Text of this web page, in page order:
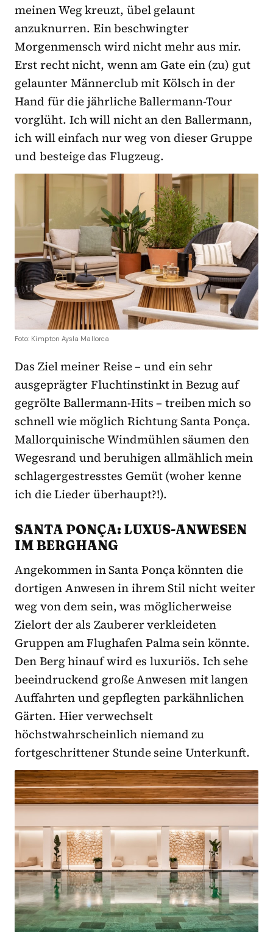
meinen Weg kreuzt, übel gelaunt
anzuknurren. Ein beschwingter
Morgenmensch wird nicht mehr aus mir.
Erst recht nicht, wenn am Gate ein (zu) gut
gelaunter Männerclub mit Kölsch in der
Hand für die jährliche Ballermann-Tour
vorglüht. Ich will nicht an den Ballermann,
ich will einfach nur weg von dieser Gruppe
und besteige das Flugzeug.
Foto: Kimpton Aysla Mallorca
Das Ziel meiner Reise – und ein sehr
ausgeprägter Fluchtinstinkt in Bezug auf
gegrölte Ballermann-Hits – treiben mich so
schnell wie möglich Richtung Santa Ponça.
Mallorquinische Windmühlen säumen den
Wegesrand und beruhigen allmählich mein
schlagergestresstes Gemüt (woher kenne
ich die Lieder überhaupt?!).
SANTA PONÇA: LUXUS-ANWESEN
IM BERGHANG
Angekommen in Santa Ponça könnten die
dortigen Anwesen in ihrem Stil nicht weiter
weg von dem sein, was möglicherweise
Zielort der als Zauberer verkleideten
Gruppen am Flughafen Palma sein könnte.
Den Berg hinauf wird es luxuriös. Ich sehe
beeindruckend große Anwesen mit langen
Auffahrten und gepflegten parkähnlichen
Gärten. Hier verwechselt
höchstwahrscheinlich niemand zu
fortgeschrittener Stunde seine Unterkunft.